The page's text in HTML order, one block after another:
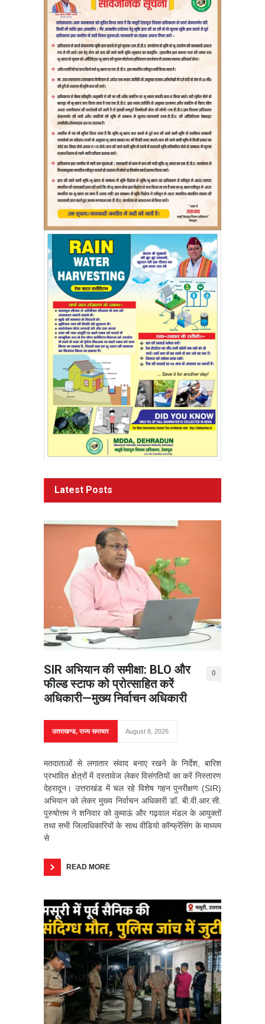
Latest Posts
SIR अभियान की समीक्षा: BLO और
फील्ड स्टाफ को प्रोत्साहित करें
अधिकारी—मुख्य निर्वाचन अधिकारी
0
उत्तराखण्ड,राज्य समाचार August 8, 2026
मतदाताओं से लगातार संवाद बनाए रखने के निर्देश, बारिश
प्रभावित क्षेत्रों में दस्तावेज लेकर विसंगतियों का करें निस्तारण
देहरादून। उत्तराखंड में चल रहे विशेष गहन पुनरीक्षण (SIR)
अभियान को लेकर मुख्य निर्वाचन अधिकारी डॉ. बी.वी.आर.सी.
पुरुषोत्तम ने शनिवार को कुमाऊं और गढ़वाल मंडल के आयुक्तों
तथा सभी जिलाधिकारियों के साथ वीडियो कॉन्फ्रेंसिंग के माध्यम
से
READ MORE